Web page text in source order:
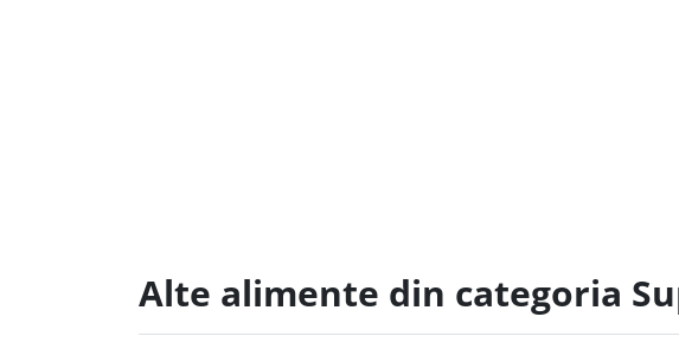
Alte alimente din categoria